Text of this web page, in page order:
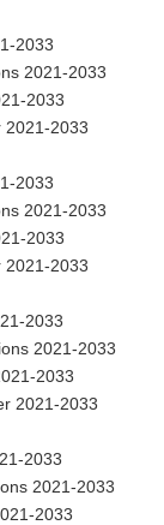
2033
2021-2033
2033
2021-2033
2033
2021-2033
2033
2021-2033
2033
2021-2033
2033
2021-2033
2033
2021-2033
2033